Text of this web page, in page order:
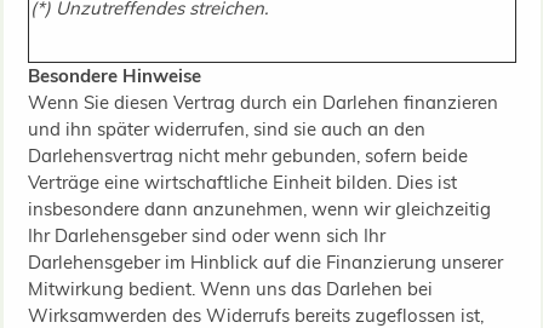
(*) Unzutreffendes streichen.
Besondere Hinweise
Wenn Sie diesen Vertrag durch ein Darlehen finanzieren
und ihn später widerrufen, sind sie auch an den
Darlehensvertrag nicht mehr gebunden, sofern beide
Verträge eine wirtschaftliche Einheit bilden. Dies ist
insbesondere dann anzunehmen, wenn wir gleichzeitig
Ihr Darlehensgeber sind oder wenn sich Ihr
Darlehensgeber im Hinblick auf die Finanzierung unserer
Mitwirkung bedient. Wenn uns das Darlehen bei
Wirksamwerden des Widerrufs bereits zugeflossen ist,